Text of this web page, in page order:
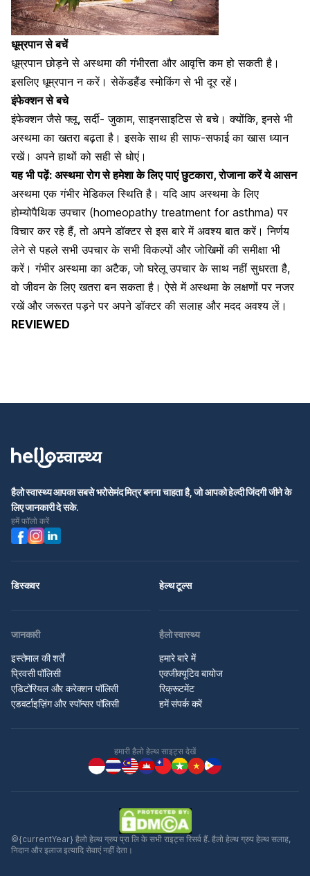
धूम्रपान से बचें
धूम्रपान छोड़ने से अस्थमा की गंभीरता और आवृत्ति कम हो सकती है।
इसलिए धूम्रपान न करें।सेकेंडहैंड स्मोकिंग से भी दूर रहें ।
इंफेक्शन से बचे
इंफेक्शन जैसे फ्लू,सर्दी- जुकाम, साइनसाइटिस से बचे। क्योंकि, इनसे भी
अस्थमा का खतरा बढ़ता है। इसके साथ ही साफ-सफाई का खास ध्यान
रखें। अपने हाथों को सही से धोएं।
यह भी पढ़ें: अस्थमा रोग से हमेशा के लिए पाएं छुटकारा, रोजाना करें ये आसन
अस्थमा एक गंभीर मेडिकल स्थिति है। यदि आप अस्थमा के लिए
होम्योपैथिक उपचार (homeopathy treatment for asthma) पर
विचार कर रहे हैं, तो अपने डॉक्टर से इस बारे में अवश्य बात करें। निर्णय
लेने से पहले सभी उपचार के सभी विकल्पों औरजोखिमों की समीक्षा भी
करें। गंभीर अस्थमा का अटैक, जो घरेलू उपचार के साथ नहीं सुधरता है,
वो जीवन के लिए खतरा बन सकता है। ऐसे में अस्थमा के लक्षणों पर नजर
रखें और जरूरत पड़ने पर अपनेडॉक्टर की सलाह और मदद अवश्य लें।
REVIEWED
हैलो स्वास्थ्य आपका सबसे भरोसेमंद मित्र बनना चाहता है, जो आपको हेल्दी जिंदगी जीने के
लिए जानकारी दे सके.
हमें फॉलो करें
डिस्कवर हेल्थ टूल्स
जानकारी
इस्तेमाल की शर्तें
प्रिवसी पॉलिसी
एडिटोरियल और करेक्शन पॉलिसी
एडवर्टाइज़िंग और स्पॉन्सर पॉलिसी
हैलो स्वास्थ्य
हमारे बारे में
एक्जीक्यूटिव बायोज
रिक्रूटमेंट
हमें संपर्क करें
हमारी हैलो हेल्थ साइट्स देखें
©{currentYear} हैलो हेल्थ ग्रुप प्रा लि के सभी राइट्स रिसर्व हैं. हैलो हेल्थ ग्रुप हेल्थ सलाह,
निदान और इलाज इत्यादि सेवाएं नहीं देता।